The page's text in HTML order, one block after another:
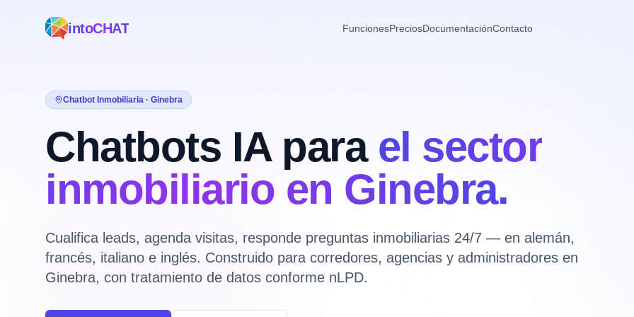
intoCHAT FuncionesPreciosDocumentaciónContacto
Chatbot Inmobiliaria · Ginebra
Chatbots IA para el sector
inmobiliario en Ginebra.
Cualifica leads, agenda visitas, responde preguntas inmobiliarias 24/7 — en alemán,
francés, italiano e inglés. Construido para corredores, agencias y administradores en
Ginebra, con tratamiento de datos conforme nLPD.